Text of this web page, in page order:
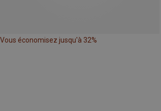
Vous économisez jusqu'à 32%